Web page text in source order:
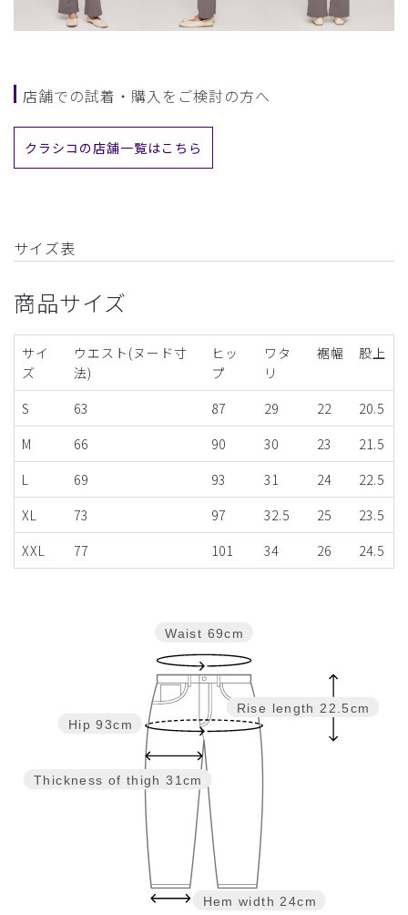
店舗での試着・購入をご検討の方へ
クラシコの店舗一覧はこちら
サイズ表
商品サイズ
サイ
ズ
ウエスト(ヌード寸
法)
ヒッ
プ
ワタ
リ
裾幅 股上
S 63 87 29 22
20.5
M
66 90 30 23
21.5
L
69 93 31 24
22.5
XL
73 97 32.5 25
23.5
XXL
77 101 34 26 24.5
Rise length 22.5cm
Hem width 24cm
Thickness of thigh 31cm
Hip 93cm
Waist 69cm